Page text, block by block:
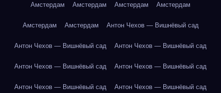
Амстердам Амстердам Амстердам Амстердам
Амстердам Амстердам Антон Чехов — Вишнёвый сад
Антон Чехов — Вишнёвый сад Антон Чехов — Вишнёвый сад
Антон Чехов — Вишнёвый сад Антон Чехов — Вишнёвый сад
Антон Чехов — Вишнёвый сад Антон Чехов — Вишнёвый сад